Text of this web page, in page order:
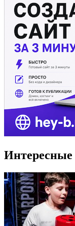
Интересные